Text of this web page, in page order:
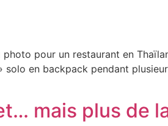
pour un restaurant en
en backpack pendant
mais plus de